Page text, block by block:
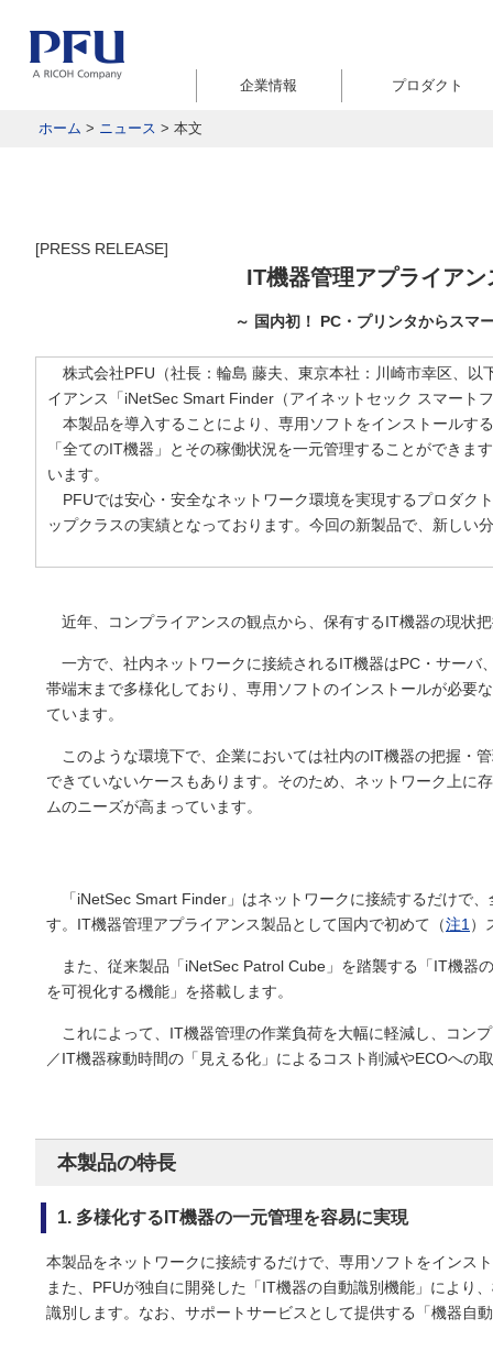
企業情報 プロダクト
ホーム > ニュース > 本文
[PRESS RELEASE]
IT機器管理アプライア
～ 国内初！ PC・プリンタからスマ
株式会社PFU（社長：輪島 藤夫、東京本社：川崎市幸区、
イアンス「iNetSec Smart Finder（アイネットセック スマート
本製品を導入することにより、専用ソフトをインストールす
「全てのIT機器」とその稼働状況を一元管理することができ
います。
PFUでは安心・安全なネットワーク環境を実現するプロダク
ップクラスの実績となっております。今回の新製品で、新し
近年、コンプライアンスの観点から、保有するIT機器の現状
一方で、社内ネットワークに接続されるIT機器はPC・サー
帯端末まで多様化しており、専用ソフトのインストールが必要
ています。
このような環境下で、企業においては社内のIT機器の把握・
できていないケースもあります。そのため、ネットワーク上に
ムのニーズが高まっています。
「iNetSec Smart Finder」はネットワークに接続するだけで
す。IT機器管理アプライアンス製品として国内で初めて（注1 ）
また、従来製品「iNetSec Patrol Cube」を踏襲する「IT機器
を可視化する機能」を搭載します。
これによって、IT機器管理の作業負荷を大幅に軽減し、コン
／IT機器稼動時間の「見える化」によるコスト削減やECOへの
本製品の特長
1. 多様化するIT機器の一元管理を容易に実現
本製品をネットワークに接続するだけで、専用ソフトをインス
また、PFUが独自に開発した「IT機器の自動識別機能」により
識別します。なお、サポートサービスとして提供する「機器自